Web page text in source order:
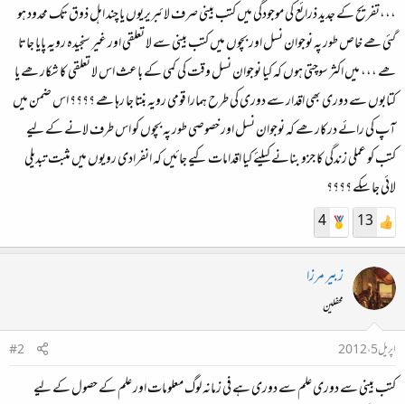
،،،تفریح کے جدید ذرائع کی موجودگی میں کتب بینی صرف لائبریریوں یا چند اہل ذوق تک محدود ہو
گئی ھے خاص طور پہ نوجوان نسل اور بچوں میں کتب بینی سے لا تعلقی اور غیر سنجیدہ رویہ پایا جاتا
ھے ،،، میں اکثر سوچتی ہوں کہ کیا نوجوان نسل وقت کی کمی کے باعث اس لا تعلقی کا شکار ھے یا
کتابوں سے دوری بھی اقدار سے دوری کی طرح ہمارا قومی رویہ بنتا جا رہا ھے ؟؟؟؟ اس ضمن میں
آپ کی رائے درکار ھے کہ نوجوان نسل اور خصوصی طور پہ بچوں کو اس طرف لانے کے لیے
کتب کو عملی زندگی کا جزو بنانے کیلئے کیا اقدامات کیے جائیں کہ انفرادی رویوں میں مثبت تبدیلی
لائی جا سکے ؟؟؟؟
13
4
زبیر مرزا
محفلین
اپریل 5، 2012
#2
کتب بینی سے دوری علم سے دوری ہے فی زمانہ لوگ معلومات اور علم کے حصول کے لیے